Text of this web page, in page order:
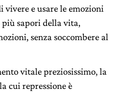
e usare le emozioni
più sapori della vita,
senza soccombere al
vitale preziosissimo, la
cui repressione è